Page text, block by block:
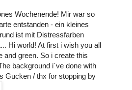
Wochenende! Mir war so
entstanden - ein kleines
ist mit Distressfarben
Hi world! At first i wish you all
and green. So i create this
background i´ve done with
Gucken / thx for stopping by